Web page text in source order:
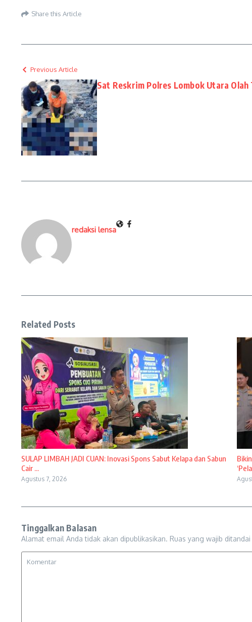
Share this Article
Previous Article
Sat Reskrim Polres Lombok Utara Olah
redaksi lensa
Related Posts
SULAP LIMBAH JADI CUAN: Inovasi Spons Sabut Kelapa dan Sabun
Cair ...
Agustus 7, 2026
Tinggalkan Balasan
Alamat email Anda tidak akan dipublikasikan. Ruas yang wajib ditandai